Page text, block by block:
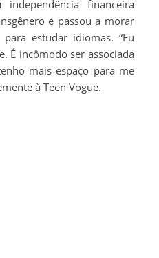
financeira
e passou a morar
estudar idiomas. “Eu
É incômodo ser associada
mais espaço para me
à Teen Vogue.